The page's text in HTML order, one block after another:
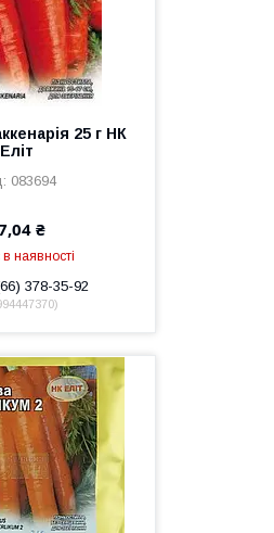
25 г НК
Еліт
083694
₴
наявності
378-35-92